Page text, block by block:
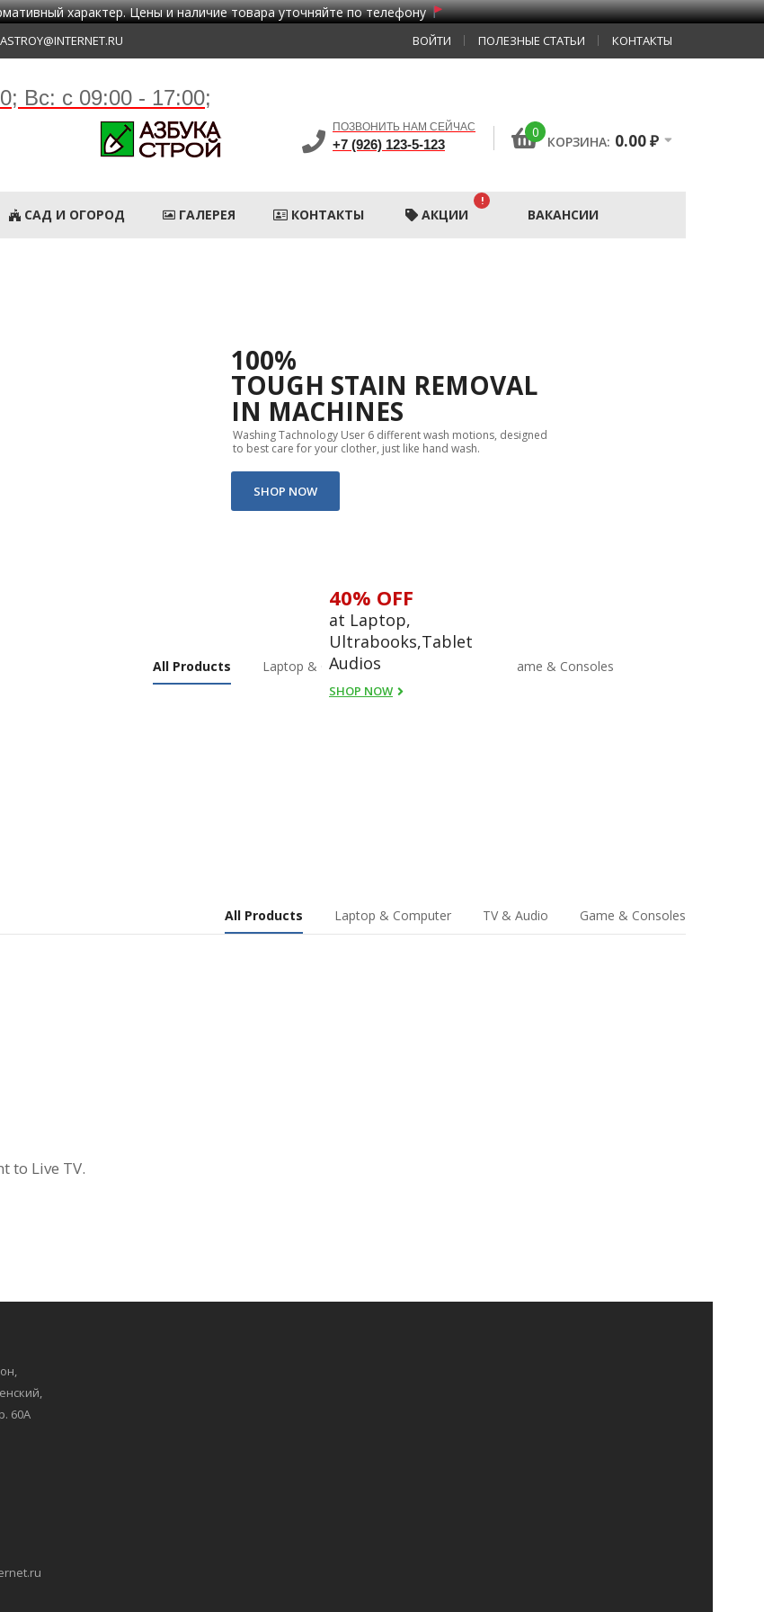
характер. Цены и наличие товара уточняйте по телефону
ВОЙТИ ПОЛЕЗНЫЕ СТАТЬИ КОНТАКТЫ
Вс: с 09:00 - 17:00;
ПОЗВОНИТЬ НАМ СЕЙЧАС
+7 (926) 123-5-123
0
КОРЗИНА: 0.00₽
САД И ОГОРОД ГАЛЕРЕЯ КОНТАКТЫ АКЦИИ
!
ВАКАНСИИ
100%
TOUGH STAIN REMOVAL
IN MACHINES
Washing Tachnology User 6 different wash motions, designed
to best care for your clother, just like hand wash.
SHOP NOW
40% OFF
at Laptop,
Ultrabooks,Tablet
Audios
SHOP NOW
All Products Laptop & Computer
Game & Consoles
All Products Laptop & Computer TV & Audio Game & Consoles
to Live TV.
60А